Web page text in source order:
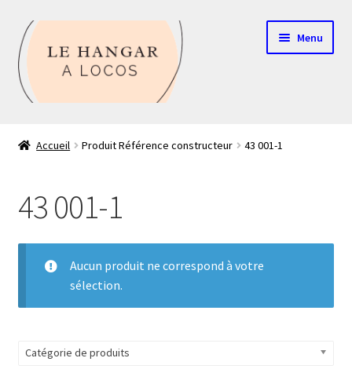
Aller
à
la
navigation
Aller
au
contenu
Menu
Mon compte
Echelle HO
Accueil Produit Référence constructeur 43 001-1
43 001-1
Aucun produit ne correspond à votre
sélection.
Catégorie de produits